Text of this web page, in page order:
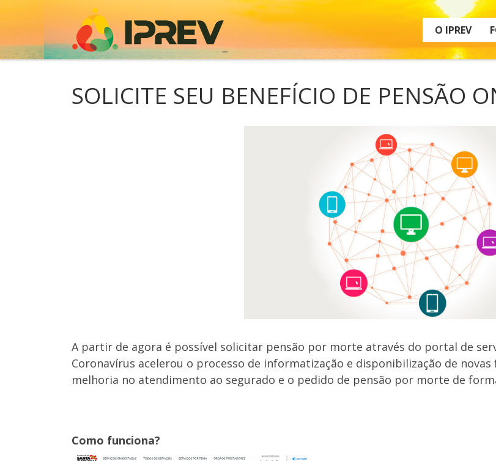
Skip to content
O IPREV
SOLICITE SEU BENEFÍCIO DE PENSÃO
A partir de agora é possível solicitar pensão por morte através do portal de
Coronavírus acelerou o processo de informatização e disponibilização de
melhoria no atendimento ao segurado e o pedido de pensão por morte de
Como funciona?